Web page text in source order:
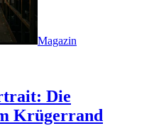
Magazin
Die
Krügerrand